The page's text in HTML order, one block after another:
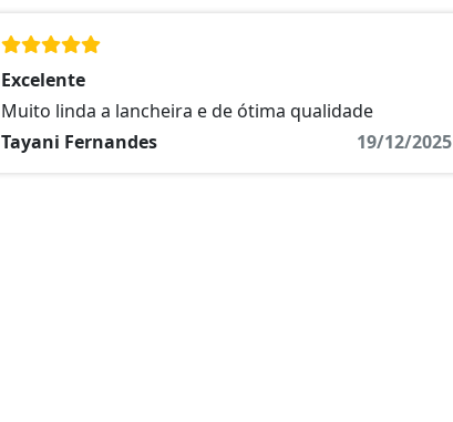
Excelente
Muito linda a lancheira e de ótima qualidade
Tayani Fernandes
19/12/2025